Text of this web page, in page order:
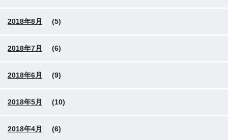
2018年8月 (5)
2018年7月 (6)
2018年6月 (9)
2018年5月 (10)
2018年4月 (6)